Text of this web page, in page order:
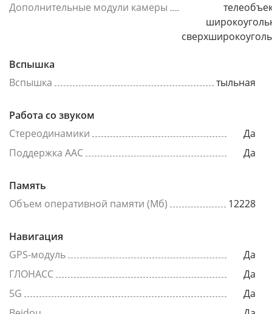
Дополнительные модули камеры
Вспышка
Вспышка
тыльная
Работа со звуком
Стереодинамики
Да
Поддержка AAC
Да
Память
Объем оперативной памяти (Мб)
12228
Навигация
GPS-модуль
Да
ГЛОНАСС
Да
5G
Да